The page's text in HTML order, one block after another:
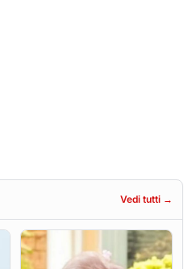
Giovanna Ponsanu Ved.
Decandia
5 agosto 2026